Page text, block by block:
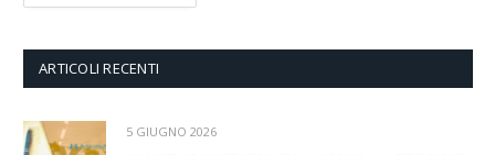
ARTICOLI RECENTI
5 GIUGNO 2026